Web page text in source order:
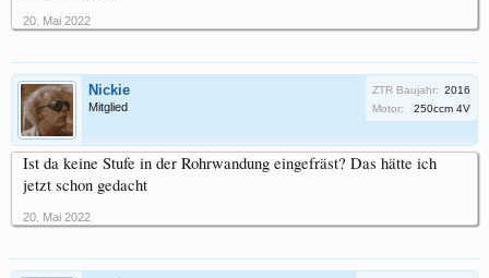
20. Mai 2022
Nickie
Mitglied
ZTR Baujahr: 2016
Motor:
250ccm 4V
Ist da keine Stufe in der Rohrwandung eingefräst? Das hätte ich
jetzt schon gedacht
20. Mai 2022